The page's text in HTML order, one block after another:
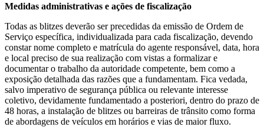
Medidas administrativas e ações de fiscalização
Todas as blitzes deverão ser precedidas da emissão de Ordem de
Serviço específica, individualizada para cada fiscalização, devendo
constar nome completo e matrícula do agente responsável, data, hora
e local preciso de sua realização com vistas a formalizar e
documentar o trabalho da autoridade competente, bem como a
exposição detalhada das razões que a fundamentam. Fica vedada,
salvo imperativo de segurança pública ou relevante interesse
coletivo, devidamente fundamentado a posteriori, dentro do prazo de
48 horas, a instalação de blitzes ou barreiras de trânsito como forma
de abordagens de veículos em horários e vias de maior fluxo.